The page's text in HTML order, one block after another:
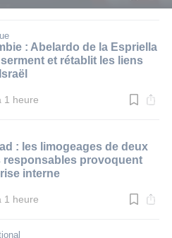
: Abelardo de la Espriella
et rétablit les liens
1 heure
: les limogeages de deux
responsables provoquent
interne
1 heure